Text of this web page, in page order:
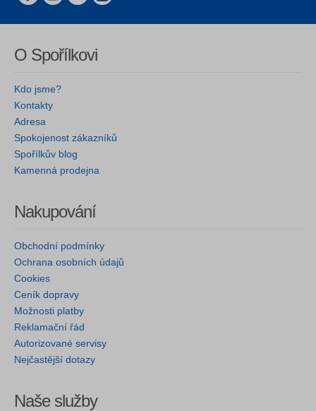
O Spořílkovi
Kdo jsme?
Kontakty
Adresa
Spokojenost zákazníků
Spořílkův blog
Kamenná prodejna
Nakupování
Obchodní podmínky
Ochrana osobních údajů
Cookies
Ceník dopravy
Možnosti platby
Reklamační řád
Autorizované servisy
Nejčastější dotazy
Naše služby